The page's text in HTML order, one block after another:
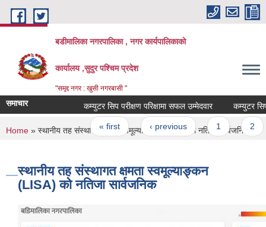
Skip to main content
बडीमालिका नगरपालिका , नगर कार्यपालिकाको
कार्यालय ,सुदुर पश्चिम प्रदेश
"समृद्द नगर : खुसी नगरबासी "
समाचार कम्युटर सिप परीक्षण परिक्षामा सफल उम्मेदवार कम्युटर सिप
Pages
« first ‹ previous 1 2
You are here
Home » स्थानीय तह संस्थागत क्षमता स्वमूल्याङ्कन (LISA) को नतिजा सार्वजनिक
स्थानीय तह संस्थागत क्षमता स्वमूल्याङ्कन
(LISA) को नतिजा सार्वजनिक